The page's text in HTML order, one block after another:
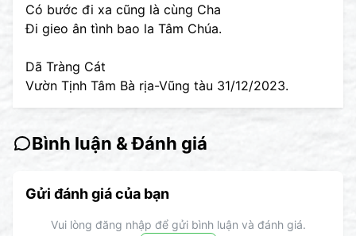
Có bước đi xa cũng là cùng Cha
Đi gieo ân tình bao la Tâm Chúa.
Dã Tràng Cát
Vườn Tịnh Tâm Bà rịa-Vũng tàu 31/12/2023.
Bình luận & Đánh giá
Gửi đánh giá của bạn
Vui lòng đăng nhập để gửi bình luận và đánh giá.